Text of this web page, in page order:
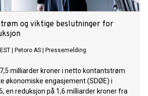
og viktige beslutninger for
Petoro AS Pressemelding
milliarder kroner i netto kontantstrøm
økonomiske engasjement (SDØE) i
en reduksjon på 1,6 milliarder kroner fra